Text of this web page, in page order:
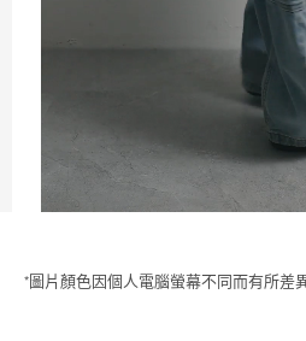
*圖片顏色因個人電腦螢幕不同而有所差